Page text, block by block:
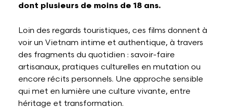
dont plusieurs de moins de 18 ans.
Loin des regards touristiques, ces films donnent à
voir un Vietnam intime et authentique, à travers
des fragments du quotidien : savoir-faire
artisanaux, pratiques culturelles en mutation ou
encore récits personnels. Une approche sensible
qui met en lumière une culture vivante, entre
héritage et transformation.